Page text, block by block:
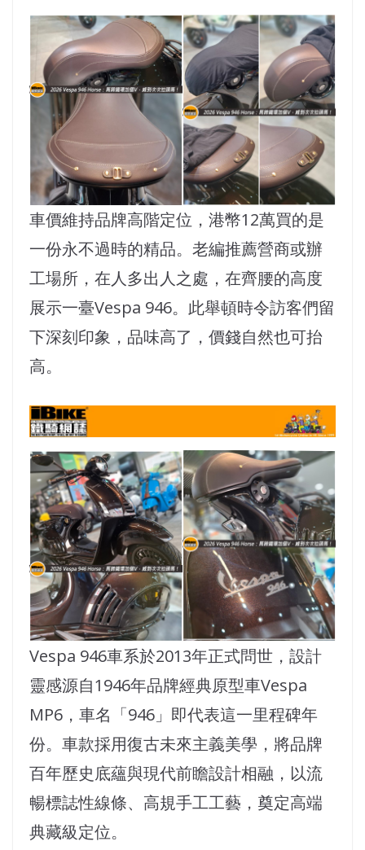
車價維持品牌高階定位，港幣12萬買的是
一份永不過時的精品。老編推薦營商或辦
工場所，在人多出人之處，在齊腰的高度
展示一臺Vespa 946。此舉頓時令訪客們留
下深刻印象，品味高了，價錢自然也可抬
高。
Vespa 946車系於2013年正式問世，設計
靈感源自1946年品牌經典原型車Vespa
MP6，車名「946」即代表這一里程碑年
份。車款採用復古未來主義美學，將品牌
百年歷史底蘊與現代前瞻設計相融，以流
暢標誌性線條、高規手工工藝，奠定高端
典藏級定位。